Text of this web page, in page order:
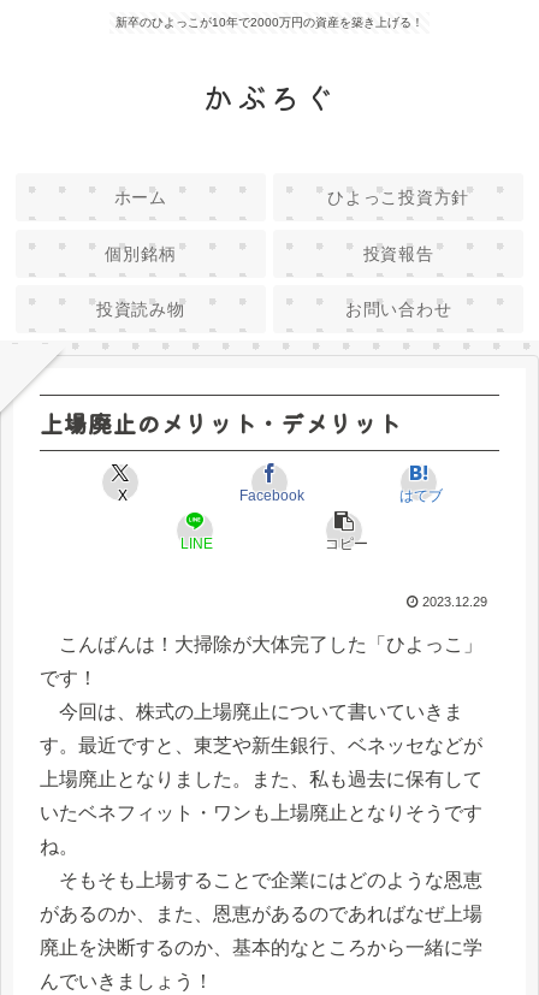
新卒のひよっこが10年で2000万円の資産を築き上げる！
かぶろぐ
ホーム ひよっこ投資方針
個別銘柄 投資報告
投資読み物 お問い合わせ
上場廃止のメリット・デメリット
X Facebook はてブ
LINE コピー
2023.12.29
こんばんは！大掃除が大体完了した「ひよっこ」
です！
今回は、株式の上場廃止について書いていきま
す。最近ですと、東芝や新生銀行、ベネッセなどが
上場廃止となりました。また、私も過去に保有して
いたベネフィット・ワンも上場廃止となりそうです
ね。
そもそも上場することで企業にはどのような恩恵
があるのか、また、恩恵があるのであればなぜ上場
廃止を決断するのか、基本的なところから一緒に学
んでいきましょう！